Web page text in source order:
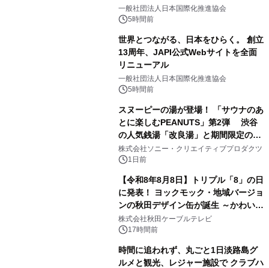
をリリース
一般社団法人日本国際化推進協会
5時間前
世界とつながる、日本をひらく。 創立
13周年、JAPI公式Webサイトを全面
リニューアル
一般社団法人日本国際化推進協会
5時間前
スヌーピーの湯が登場！ 「サウナのあ
とに楽しむPEANUTS」第2弾 渋谷
の人気銭湯「改良湯」と期間限定のコ
ラボレーション サウナイキタイコラ
ボグッズも発売決定！
株式会社ソニー・クリエイティブプロダクツ
1日前
【令和8年8月8日】トリプル「8」の日
に発表！ ヨックモック・地域バージョ
ンの秋田デザイン缶が誕生 ～かわいい
秋田犬の子犬と秋田の四季と名所を巡
るパッケージ～ 9月1日(火)秋田県内で
株式会社秋田ケーブルテレビ
17時間前
時間に追われず、丸ごと1日淡路島グ
ルメと観光、レジャー施設で クラブハ